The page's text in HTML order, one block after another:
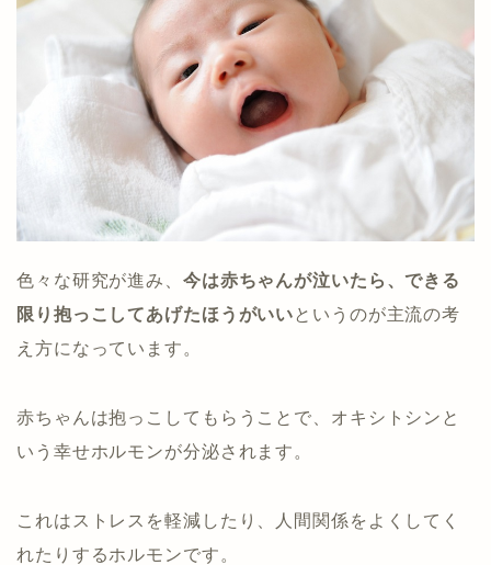
色々な研究が進み、 今は赤ちゃんが泣いたら、できる
限り抱っこしてあげたほうがいいというのが主流の考
え方になっています。
赤ちゃんは抱っこしてもらうことで、オキシトシンと
いう幸せホルモンが分泌されます。
これはストレスを軽減したり、人間関係をよくしてく
れたりするホルモンです。